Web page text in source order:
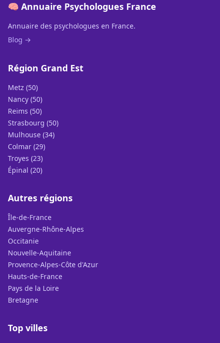
🧠 Annuaire Psychologues France
Annuaire des psychologues en France.
Blog →
Région Grand Est
Metz (50)
Nancy (50)
Reims (50)
Strasbourg (50)
Mulhouse (34)
Colmar (29)
Troyes (23)
Épinal (20)
Autres régions
Île-de-France
Auvergne-Rhône-Alpes
Occitanie
Nouvelle-Aquitaine
Provence-Alpes-Côte d'Azur
Hauts-de-France
Pays de la Loire
Bretagne
Top villes